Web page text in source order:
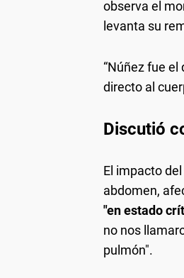
observa el
levanta su
“Núñez fue
directo al
Discutió
El impacto
abdomen,
"en estado
no nos
pulmón".